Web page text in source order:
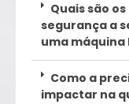
Quais são
segurança a
uma máquina
Como a
impactar na